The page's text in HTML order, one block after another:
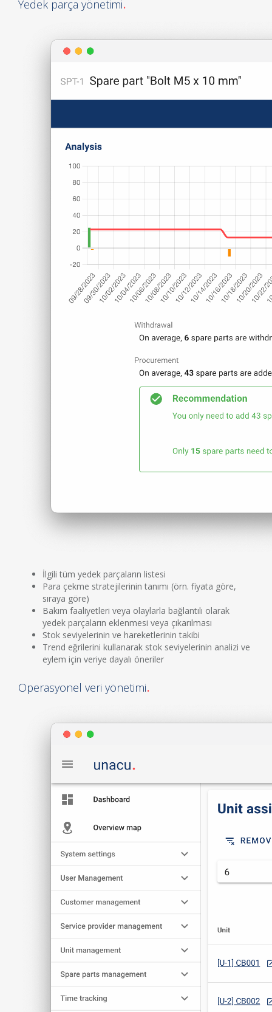
Yedek parça yönetimi
İlgili tüm yedek parçaların listesi
Para çekme stratejilerinin tanımı (örn. fiyata göre,
sıraya göre)
Bakım faaliyetleri veya olaylarla bağlantılı olarak
yedek parçaların eklenmesi veya çıkarılması
Stok seviyelerinin ve hareketlerinin takibi
Trend eğrilerini kullanarak stok seviyelerinin analizi ve
eylem için veriye dayalı öneriler
Operasyonel veri yönetimi